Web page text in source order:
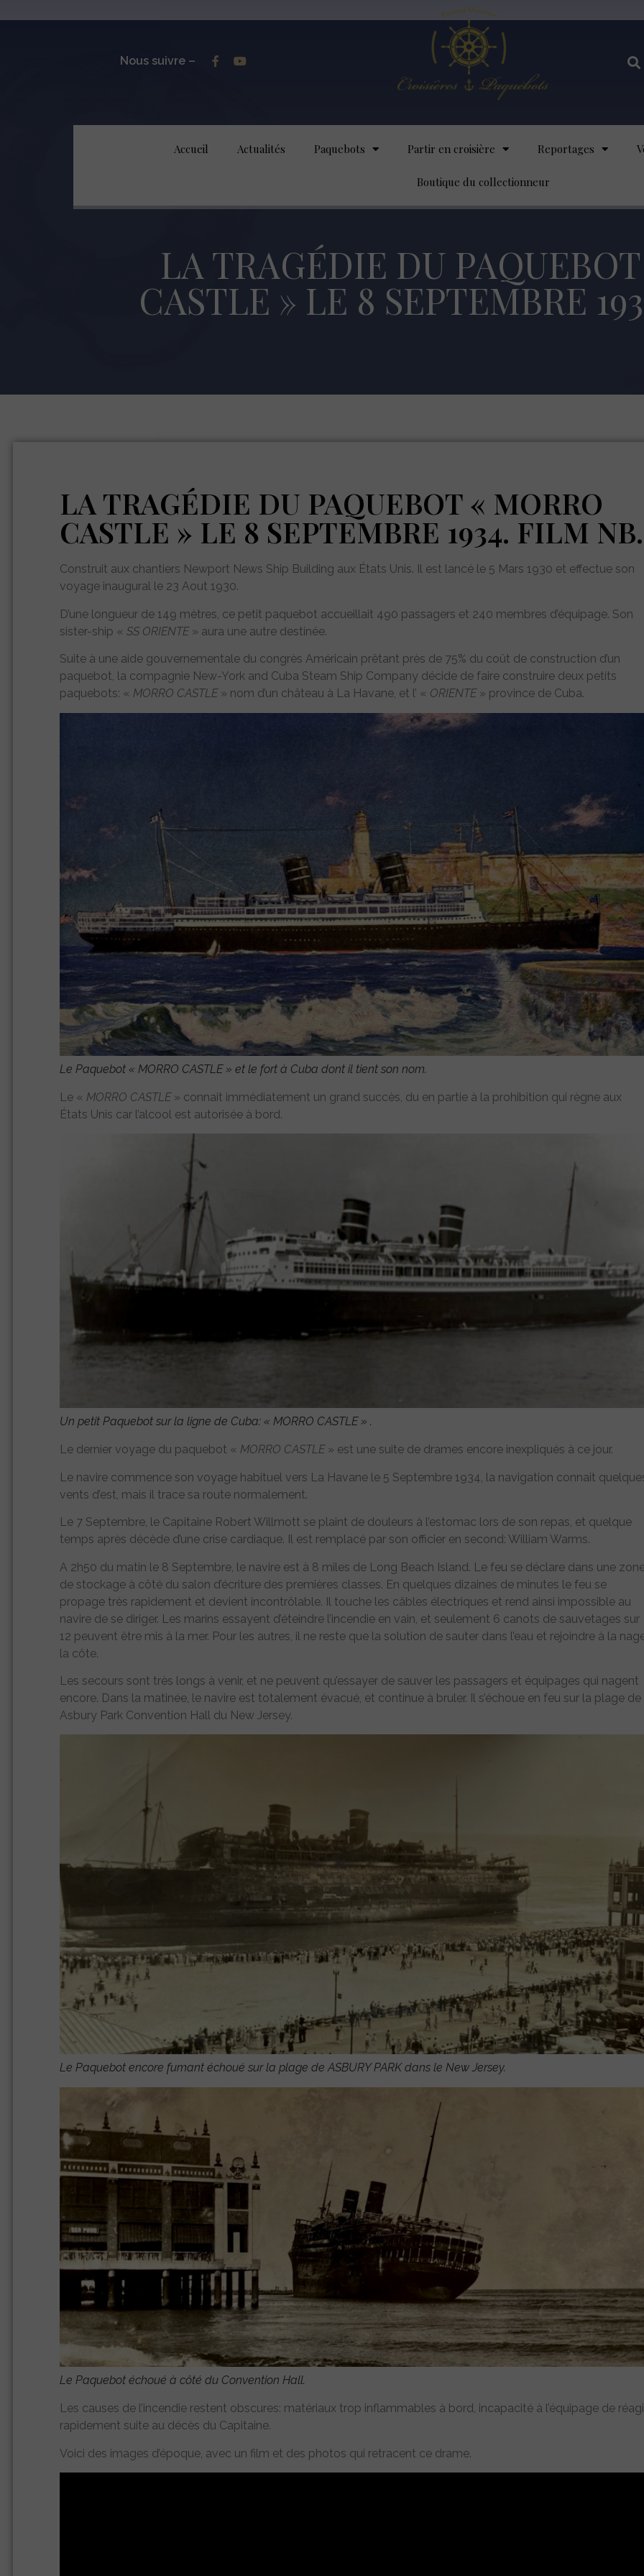
Nous suivre –
Accueil Actualités Paquebots Partir en croisière Reportages
Boutique du collectionneur
LA TRAGÉDIE DU
CASTLE » LE 8 SEPTEMBRE
LA TRAGÉDIE DU PAQUEBOT « MORRO
CASTLE » LE 8 SEPTEMBRE 1934. FILM NB.
Construit aux chantiers Newport News Ship Building aux États Unis. Il est lancé le 5 Mars 1930 et effectue son
voyage inaugural le 23 Aout 1930.
D’une longueur de 149 mètres, ce petit paquebot accueillait 490 passagers et 240 membres d’équipage. Son
sister-ship « SS ORIENTE» aura une autre destinée.
Suite à une aide gouvernementale du congrès Américain prêtant près de 75% du coût de construction d’un
paquebot, la compagnie New-York and Cuba Steam Ship Company décide de faire construire deux petits
paquebots: « MORRO CASTLE» nom d’un château à La Havane, et l’ « ORIENTE» province de Cuba.
Le Paquebot « MORRO CASTLE» et le fort à Cuba dont il tient son nom.
Le « MORRO CASTLE» connait immédiatement un grand succès, du en partie à la prohibition qui règne aux
États Unis car l’alcool est autorisée à bord.
Un petit Paquebot sur la ligne de Cuba: « MORRO CASTLE» .
Le dernier voyage du paquebot « MORRO CASTLE» est une suite de drames encore inexpliqués à ce jour.
Le navire commence son voyage habituel vers La Havane le 5 Septembre 1934, la navigation connait
vents d’est, mais il trace sa route normalement.
Le 7 Septembre, le Capitaine Robert Willmott se plaint de douleurs à l’estomac lors de son repas, et quelque
temps après décède d’une crise cardiaque. Il est remplacé par son officier en second: William Warms.
A 2h50 du matin le 8 Septembre, le navire est à 8 miles de Long Beach Island. Le feu se déclare dans une
de stockage à côté du salon d’écriture des premières classes. En quelques dizaines de minutes le feu se
propage très rapidement et devient incontrôlable. Il touche les câbles électriques et rend ainsi impossible au
navire de se diriger. Les marins essayent d’éteindre l’incendie en vain, et seulement 6 canots de sauvetages sur
12 peuvent être mis à la mer. Pour les autres, il ne reste que la solution de sauter dans l’eau et rejoindre à la
la côte.
Les secours sont très longs à venir, et ne peuvent qu’essayer de sauver les passagers et équipages qui nagent
encore. Dans la matinée, le navire est totalement évacué, et continue à bruler. Il s’échoue en feu sur la plage de
Asbury Park Convention Hall du New Jersey.
Le Paquebot encore fumant échoué sur la plage de ASBURY PARK dans le New Jersey.
Le Paquebot échoué à côté du Convention Hall.
Les causes de l’incendie restent obscures: matériaux trop inflammables à bord, incapacité à l’équipage de
rapidement suite au décès du Capitaine.
Voici des images d’époque, avec un film et des photos qui retracent ce drame.